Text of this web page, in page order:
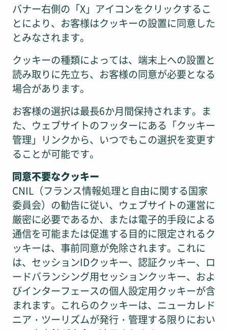
バナー右側の「X」アイコンをクリックするこ
とにより、お客様はクッキーの設置に同意した
とみなされます。
クッキーの種類によっては、端末上への設置と
読み取りに先立ち、お客様の同意が必要となる
場合があります。
お客様の選択は最長6か月間保持されます。ま
た、ウェブサイトのフッターにある「クッキー
管理」リンクから、いつでもこの選択を変更す
ることが可能です。
同意不要なクッキー
CNIL（フランス情報処理と自由に関する国家
委員会）の勧告に従い、ウェブサイトの運営に
厳密に必要であるか、または電子的手段による
通信を可能または促進する目的に限定されるク
ッキーは、事前同意が免除されます。これに
は、セッションIDクッキー、認証クッキー、ロ
ードバランシング用セッションクッキー、およ
びインターフェースの個人設定用クッキーが含
まれます。これらのクッキーは、ニューカレド
ニア・ツーリズムが発行・管理する限りにおい